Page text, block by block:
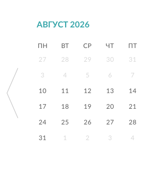
АВГУСТ 2026
ПН ВТ СР ЧТ ПТ
27 28 29 30 31
3 4 5 6 7
10 11 12 13 14
17 18 19 20 21
24 25 26 27 28
31 1 2 3 4